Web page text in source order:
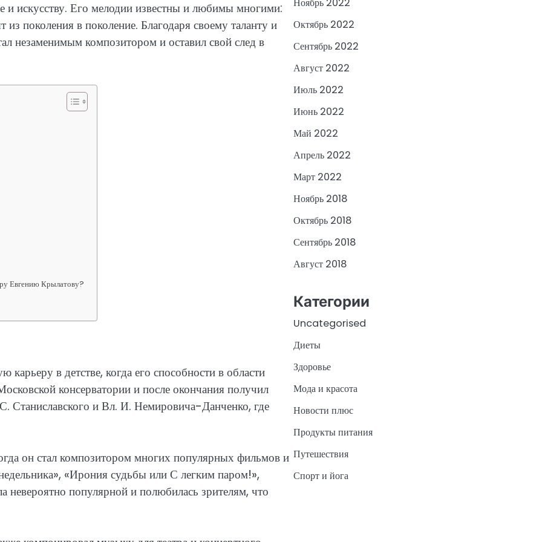
искусству. Его мелодии известны и любимы многими:
поколения в поколение. Благодаря своему таланту и
незаменимым композитором и оставил свой след в
Евгению Крылатову?
в детстве, когда его способности в области
консерватории и после окончания получил
Станиславского и Вл. И. Немировича-Данченко, где
он стал композитором многих популярных фильмов и
«Ирония судьбы или С легким паром!»,
невероятно популярной и полюбилась зрителям, что
Ноябрь 2022
Октябрь 2022
Сентябрь 2022
Август 2022
Июль 2022
Июнь 2022
Май 2022
Апрель 2022
Март 2022
Ноябрь 2018
Октябрь 2018
Сентябрь 2018
Август 2018
Категории
Uncategorised
Диеты
Здоровье
Мода и красота
Новости плюс
Продукты питания
Путешествия
Спорт и йога